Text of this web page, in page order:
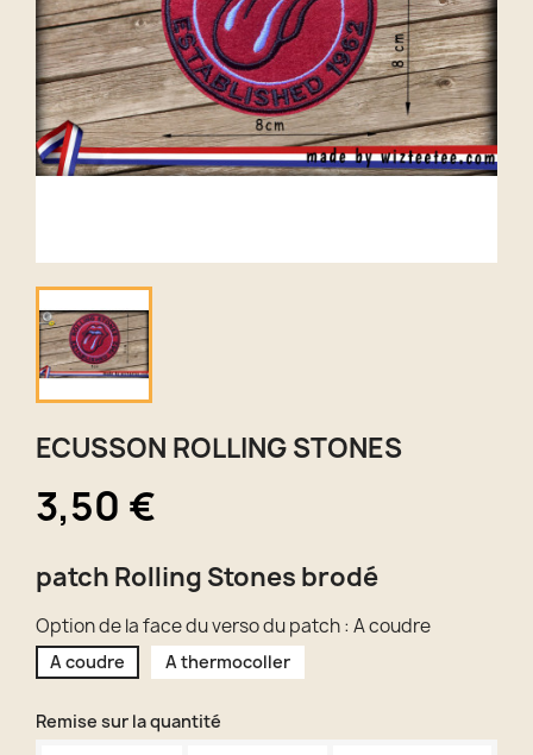
ECUSSON ROLLING STONES
3,50 €
patch Rolling Stones brodé
Option de la face du verso du patch : A coudre
A coudre A thermocoller
Remise sur la quantité